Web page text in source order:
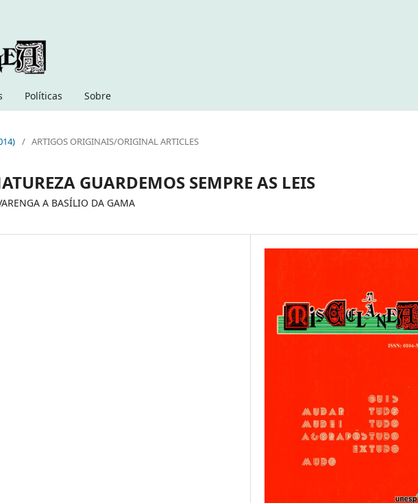
Políticas Sobre
/ ARTIGOS ORIGINAIS/ORIGINAL ARTICLES
GUARDEMOS SEMPRE AS LEIS
A BASÍLIO DA GAMA